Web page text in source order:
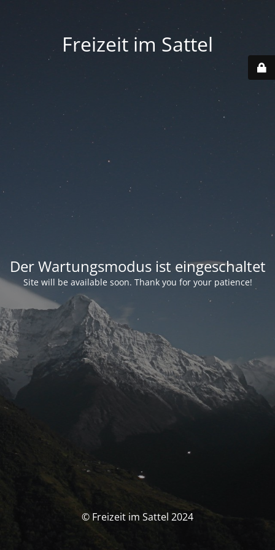
Freizeit im Sattel
Der Wartungsmodus ist eingeschaltet
Site will be available soon. Thank you for your patience!
© Freizeit im Sattel 2024